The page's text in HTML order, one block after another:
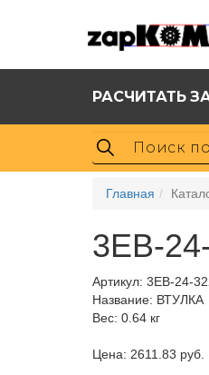
РАСЧИТАТЬ
Главная
3EB-
Артикул: 3EB-24-
Название: ВТУЛКА
Вес: 0.64 кг
Цена: 2611.83 руб.